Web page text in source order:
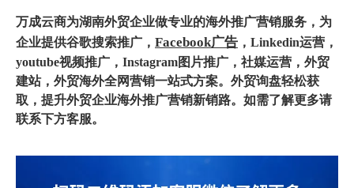
万成云商为湖南外贸企业做专业的海外推广营销服务，为
企业提供谷歌搜索推广 ， Facebook广告 ，Linkedin运营，
youtube视频推广，Instagram图片推广， 社媒运营 ， 外贸
建站，外贸海外全网营销一站式方案。外贸询盘轻松获
取，提升外贸企业海外推广营销新销路。如需了解更多请
联系下方客服。